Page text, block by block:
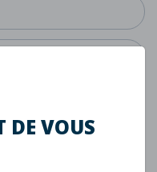
DE VOUS